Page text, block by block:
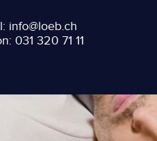
info@loeb.ch
031 320 71 11